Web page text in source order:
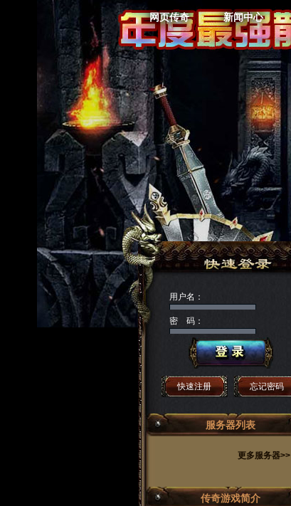
网页传奇 新闻中心
用户名：
密 码：
快速注册 忘记密码
服务器列表
更多服务器>>
传奇游戏简介